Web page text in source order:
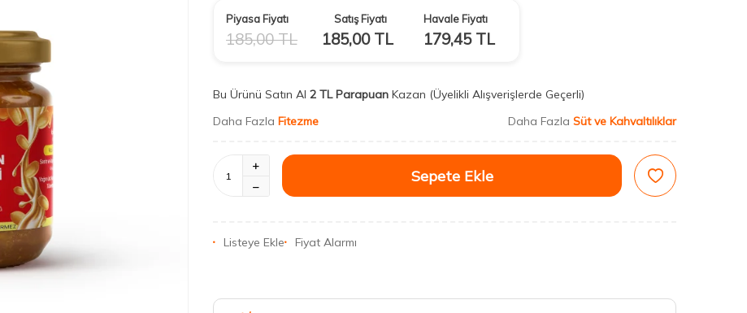
Piyasa Fiyatı
185,00TL
Satış Fiyatı
185,00TL
Havale Fiyatı
179,45TL
Bu Ürünü Satın Al 2 TL Parapuan Kazan (Üyelikli Alışverişlerde Geçerli)
Daha Fazla Fitezme Daha Fazla Süt ve Kahvaltılıklar
Sepete Ekle
Listeye Ekle Fiyat Alarmı